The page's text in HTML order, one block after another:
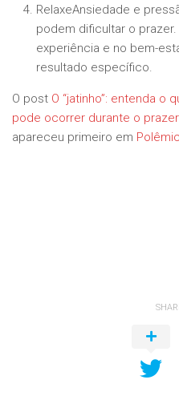
RelaxeAnsiedade e
podem dificultar o
experiência e no bem-
resultado específico.
O post O “jatinho”: entenda o
pode ocorrer durante o
apareceu primeiro em